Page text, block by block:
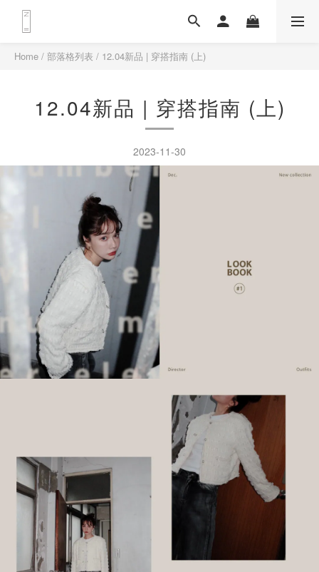
Home / 部落格列表 / 12.04新品 | 穿搭指南 (上)
12.04新品 | 穿搭指南 (上)
2023-11-30